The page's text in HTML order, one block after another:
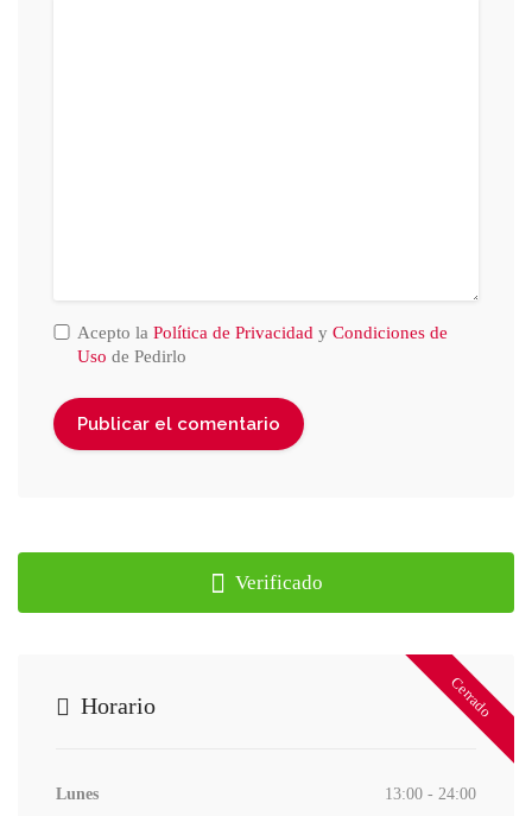
Acepto la Política de Privacidad y Condiciones de
Uso de Pedirlo
Verificado
Cerrado
Horario
Lunes
13:00 - 24:00